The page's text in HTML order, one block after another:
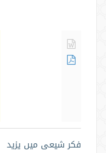
فکر شیعی میں یزيد